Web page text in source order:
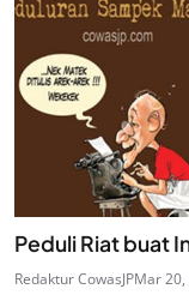
Peduli Riat buat
Redaktur CowasJPMar